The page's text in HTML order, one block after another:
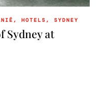
,HOTELS ,SYDNEY
Sydney at